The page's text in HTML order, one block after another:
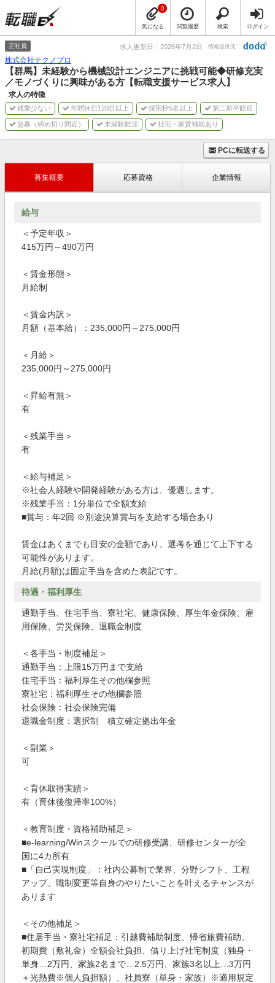
気になる
0
閲覧履歴 検索 ログイン
正社員 求人更新日：2026年7月2日 情報提供元
株式会社テクノプロ
【群馬】未経験から機械設計エンジニアに挑戦可能◆研修充実
／モノづくりに興味がある方【転職支援サービス求人】
求人の特徴
残業少ない 年間休日120日以上 採用枠5名以上 第二新卒歓迎
急募（締め切り間近） 未経験歓迎 社宅・家賃補助あり
PCに転送する
募集概要 応募資格 企業情報
給与
＜予定年収＞
415万円～490万円
＜賃金形態＞
月給制
＜賃金内訳＞
月額（基本給）：235,000円～275,000円
＜月給＞
235,000円～275,000円
＜昇給有無＞
有
＜残業手当＞
有
＜給与補足＞
※社会人経験や開発経験がある方は、優遇します。
※残業手当：1分単位で全額支給
■賞与：年2回 ※別途決算賞与を支給する場合あり
賃金はあくまでも目安の金額であり、選考を通じて上下する
可能性があります。
月給(月額)は固定手当を含めた表記です。
待遇・福利厚生
通勤手当、住宅手当、寮社宅、健康保険、厚生年金保険、雇
用保険、労災保険、退職金制度
＜各手当・制度補足＞
通勤手当：上限15万円まで支給
住宅手当：福利厚生その他欄参照
寮社宅：福利厚生その他欄参照
社会保険：社会保険完備
退職金制度：選択制 積立確定拠出年金
＜副業＞
可
＜育休取得実績＞
有（育休後復帰率100%）
＜教育制度・資格補助補足＞
■e-learning/Winスクールでの研修受講、研修センターが全
国に4カ所有
■「自己実現制度」：社内公募制で業界、分野シフト、工程
アップ、職制変更等自身のやりたいことを叶えるチャンスが
あります
＜その他補足＞
■住居手当・寮社宅補足：引越費補助制度、帰省旅費補助、
初期費（敷礼金）全額会社負担、借り上げ社宅制度（独身・
単身…2万円、家族2名まで…2.5万円、家族3名以上…3万円
＋光熱費※個人負担額）、社員寮（単身・家族）※適用規定